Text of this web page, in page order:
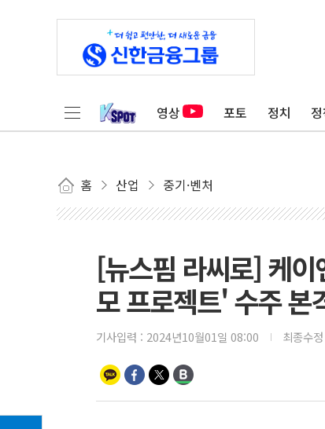
영상 포토 정치
홈 산업 중기·벤처
[뉴스핌 라씨로] 케
모 프로젝트' 수주 본
기사입력 : 2024년10월01일 08:00 최종수